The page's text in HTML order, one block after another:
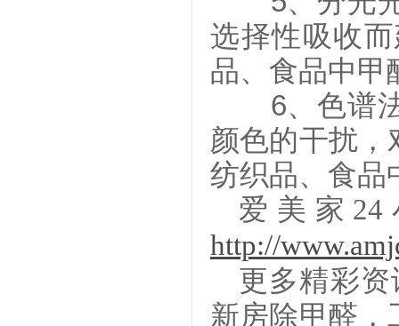
选择性吸收
品、食品中甲
6、色谱法
颜色的干扰
纺织品、食品
爱美家
http://
更多精彩资
新房除甲醛 ，